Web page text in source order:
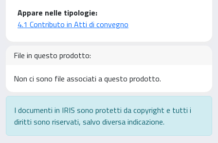
Appare nelle tipologie:
4.1 Contributo in Atti di convegno
File in questo prodotto:
Non ci sono file associati a questo prodotto.
I documenti in IRIS sono protetti da copyright e tutti i
diritti sono riservati, salvo diversa indicazione.